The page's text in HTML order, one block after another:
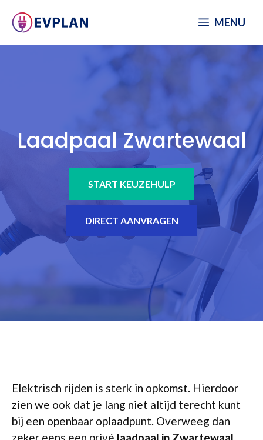
naar
MENU
Laadpaal Zwartewaal
START KEUZEHULP
DIRECT AANVRAGEN
Elektrisch rijden is sterk in opkomst. Hierdoor
zien we ook dat je lang niet altijd terecht kunt
bij een openbaar oplaadpunt. Overweeg dan